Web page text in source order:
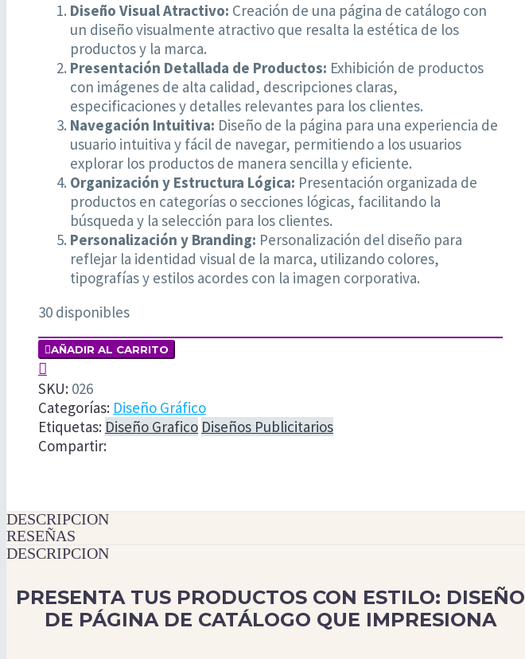
Diseño Visual Atractivo: Creación de una página de catálogo con
un diseño visualmente atractivo que resalta la estética de los
productos y la marca.
Presentación Detallada de Productos: Exhibición de productos
con imágenes de alta calidad, descripciones claras,
especificaciones y detalles relevantes para los clientes.
Navegación Intuitiva: Diseño de la página para una experiencia de
usuario intuitiva y fácil de navegar, permitiendo a los usuarios
explorar los productos de manera sencilla y eficiente.
Organización y Estructura Lógica: Presentación organizada de
productos en categorías o secciones lógicas, facilitando la
búsqueda y la selección para los clientes.
Personalización y Branding: Personalización del diseño para
reflejar la identidad visual de la marca, utilizando colores,
tipografías y estilos acordes con la imagen corporativa.
30 disponibles
DISEÑO
DE
PÁGINA
DE
CATÁLOGO
cantidad
AÑADIR AL CARRITO

SKU: 026
Categorías: Diseño Gráfico
Etiquetas: Diseño Grafico Diseños Publicitarios
Compartir:
DESCRIPCION
RESEÑAS
DESCRIPCION
PRESENTA TUS PRODUCTOS CON ESTILO: DISEÑO
DE PÁGINA DE CATÁLOGO QUE IMPRESIONA